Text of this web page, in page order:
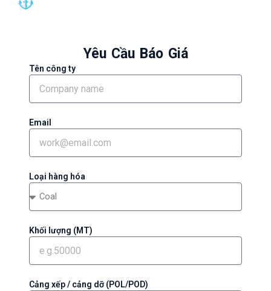
Yêu Cầu Báo Giá
Tên công ty
Email
Loại hàng hóa
Khối lượng (MT)
Cảng xếp / cảng dỡ (POL/POD)